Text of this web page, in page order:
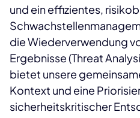
und ein effizientes,
die Wiederverwendung
Ergebnisse (Threat
bietet unsere
Kontext und eine
sicherheitskritischer